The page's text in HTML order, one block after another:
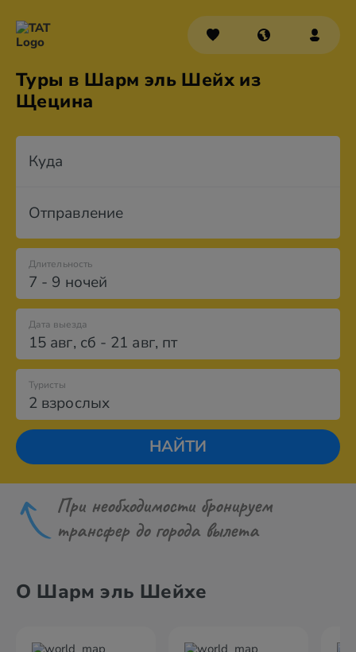
Туры в Шарм эль Шейх из
Щецина
Куда
Отправление
7 - 9 ночей
Длительность
Дата выезда
15 авг, сб - 21 авг, пт
2 взрослых
Туристы
НАЙТИ
При необходимости бронируем
трансфер до города вылета
О Шарм эль Шейхе